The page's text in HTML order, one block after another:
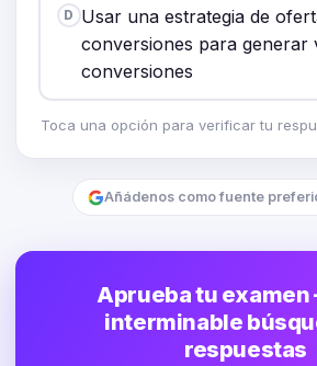
D Usar una estrategia de
conversiones para generar
conversiones
Toca una opción para verificar tu
Añádenos como fuente
Aprueba tu examen
interminable
respuestas